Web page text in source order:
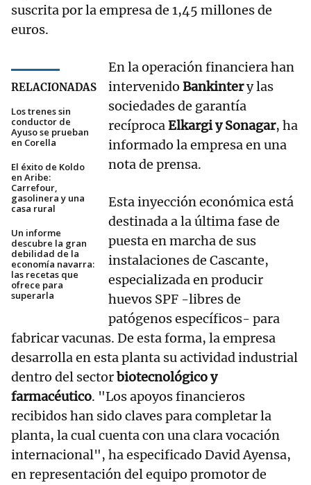
suscrita por la empresa de 1,45 millones de
euros.
RELACIONADAS
Los trenes sin
conductor de
Ayuso se prueban
en Corella
El éxito de Koldo
en Aribe:
Carrefour,
gasolinera y una
casa rural
Un informe
descubre la gran
debilidad de la
economía navarra:
las recetas que
ofrece para
superarla
En la operación financiera han
intervenido Bankintery las
sociedades de garantía
recíprocaElkargi y Sonagar, ha
informado la empresa en una
nota de prensa.
Esta inyección económica está
destinada a la última fase de
puesta en marcha de sus
instalaciones de Cascante,
especializada en producir
huevos SPF -libres de
patógenos específicos- para
fabricar vacunas. De esta forma, la empresa
desarrolla en esta planta su actividad industrial
dentro del sectorbiotecnológico y
farmacéutico. "Los apoyos financieros
recibidos han sido claves para completar la
planta, la cual cuenta con una clara vocación
internacional", ha especificado David Ayensa,
en representación del equipo promotor de